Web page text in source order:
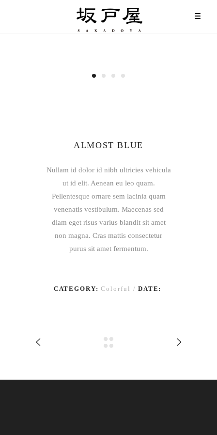
ALMOST BLUE
Nullam id dolor id nibh ultricies vehicula
ut id elit. Aenean eu leo quam.
Pellentesque ornare sem lacinia quam
venenatis vestibulum. Maecenas sed
diam eget risus varius blandit sit amet
non magna. Cras mattis consectetur
purus sit amet fermentum.
CATEGORY: Colorful DATE: